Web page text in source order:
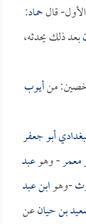
قالحماد:
بعد ذلك يحدثه،
منأيوب
أبو جعفر
معمر- وهوعبد
-وهوابن عبد
بن حيانعن